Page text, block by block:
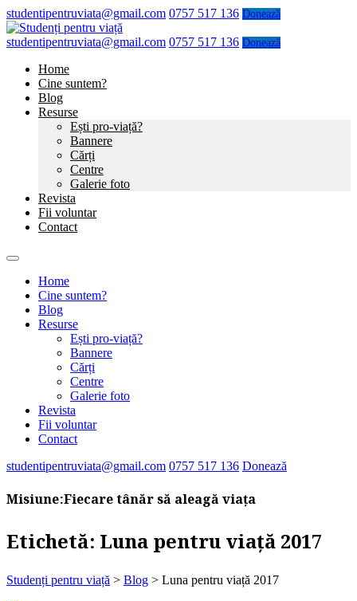
studentipentruviata@gmail.com 0757 517 136 Donează
studentipentruviata@gmail.com 0757 517 136 Donează
Home
Cine suntem?
Blog
Resurse
Ești pro-viață?
Bannere
Cărți
Centre
Galerie foto
Revista
Fii voluntar
Contact
Home
Cine suntem?
Blog
Resurse
Ești pro-viață?
Bannere
Cărți
Centre
Galerie foto
Revista
Fii voluntar
Contact
studentipentruviata@gmail.com 0757 517 136 Donează
Misiune:Fiecare tânăr să aleagă viața
Etichetă: Luna pentru viață 2017
Studenți pentru viață > Blog > Luna pentru viață 2017